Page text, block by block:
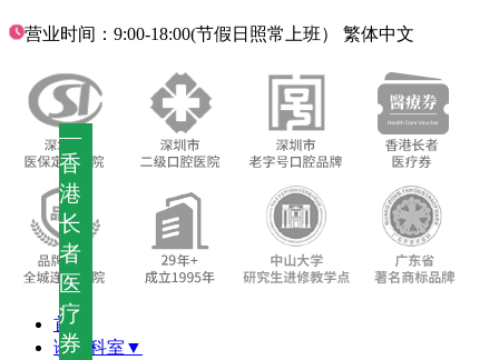
—
香
港
长
者
医
疗
券
营业时间：9:00-18:00(节假日照常上班） 繁体中文
首页
诊疗科室▼